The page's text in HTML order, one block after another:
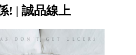
! | 誠品線上